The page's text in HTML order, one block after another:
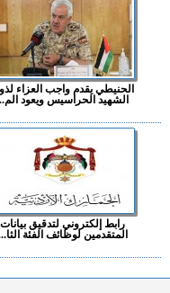
الحنيطي يقدم واجب العزاء
الشهيد الحراسيس ويعود
رابط إلكتروني لتدقيق بيانات
المتقدمين لوظائف الفئة